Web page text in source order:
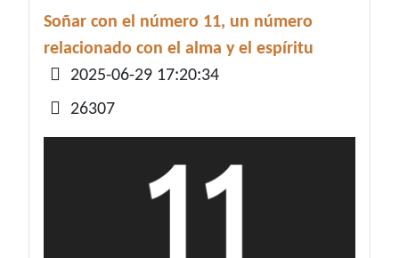
Soñar con el número 11, un número
relacionado con el alma y el espíritu
Detalles
2025-06-29 17:20:34
26307